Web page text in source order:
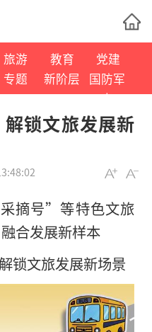
旅游 教育
党建
专题 新阶层
国防军
事
锁文旅发展新
摘号”等特色文旅
合发展新样本
锁文旅发展新场景